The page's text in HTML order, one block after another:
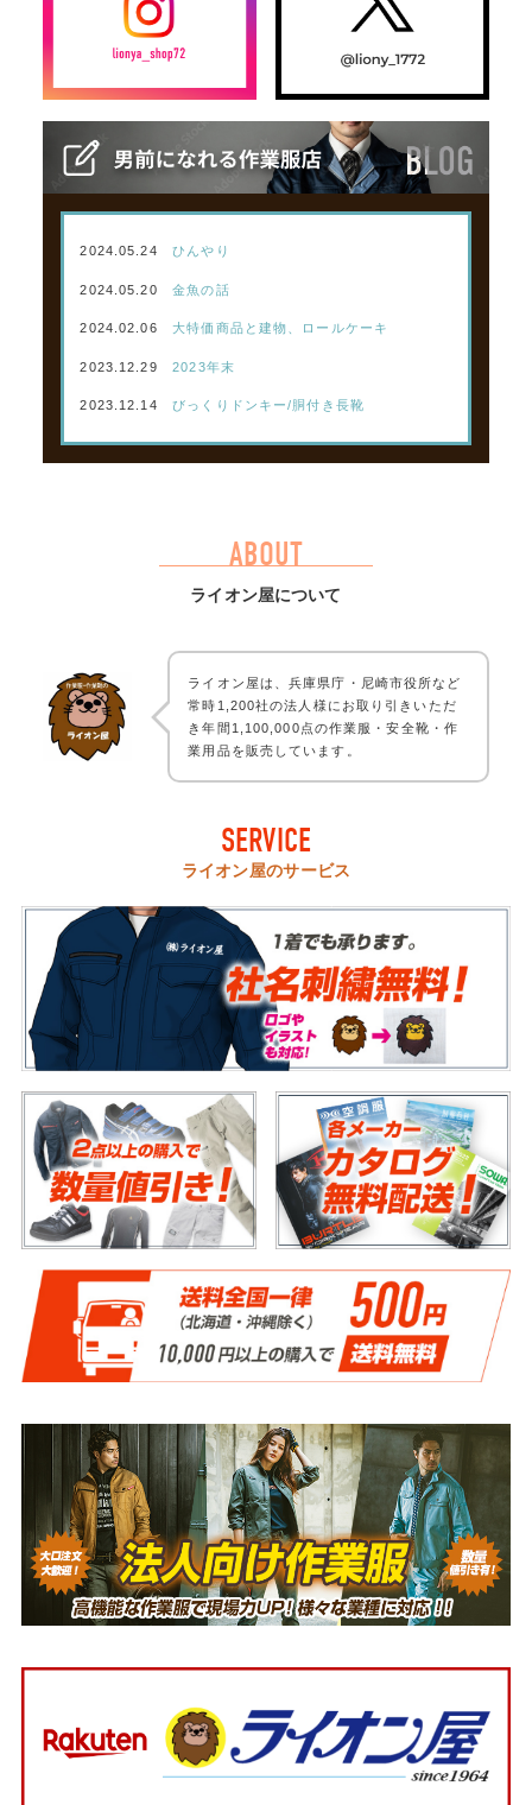
2024.05.24 ひんやり
2024.05.20 金魚の話
2024.02.06 大特価商品と建物、ロールケーキ
2023.12.29 2023年末
2023.12.14 びっくりドンキー/胴付き長靴
ABOUT
ライオン屋について
ライオン屋は、兵庫県庁・尼崎市役所など
常時1,200社の法人様にお取り引きいただ
き年間1,100,000点の作業服・安全靴・作
業用品を販売しています。
SERVICE
ライオン屋のサービス